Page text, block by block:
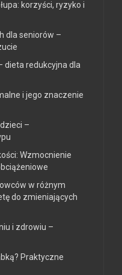
korzyści, ryzyko i
dla seniorów –
dieta redukcyjna dla
i jego znaczenie
–
Wzmocnienie
w różnym
do zmieniających
i zdrowiu –
Praktyczne